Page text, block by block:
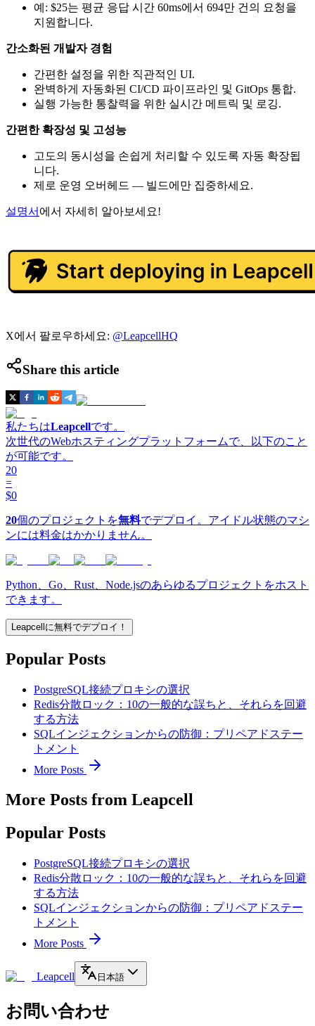
예: $25는 평균 응답 시간 60ms에서 694만 건의 요청을
지원합니다.
간소화된 개발자 경험
간편한 설정을 위한 직관적인 UI.
완벽하게 자동화된 CI/CD 파이프라인 및 GitOps 통합.
실행 가능한 통찰력을 위한 실시간 메트릭 및 로깅.
간편한 확장성 및 고성능
고도의 동시성을 손쉽게 처리할 수 있도록 자동 확장됩
니다.
제로 운영 오버헤드 — 빌드에만 집중하세요.
설명서 에서 자세히 알아보세요!
X에서 팔로우하세요: @LeapcellHQ
Share this article
私たちはLeapcellです。
次世代のWebホスティングプラットフォームで、以下のこと
が可能です。
20
=
$0
20個のプロジェクトを無料でデプロイ。アイドル状態のマシ
ンには料金はかかりません。
Python、Go、Rust、Node.jsのあらゆるプロジェクトをホスト
できます。
Leapcellに無料でデプロイ！
Popular Posts
PostgreSQL接続プロキシの選択
Redis分散ロック：10の一般的な誤ちと、それらを回避
する方法
SQLインジェクションからの防御：プリペアドステー
トメント
More Posts
More Posts from Leapcell
Popular Posts
PostgreSQL接続プロキシの選択
Redis分散ロック：10の一般的な誤ちと、それらを回避
する方法
SQLインジェクションからの防御：プリペアドステー
トメント
More Posts
Leapcell 日本語
お問い合わせ